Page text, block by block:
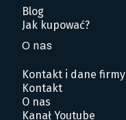
Blog
Jak kupować?
O nas
Kontakt i dane firmy
Kontakt
O nas
Kanał Youtube